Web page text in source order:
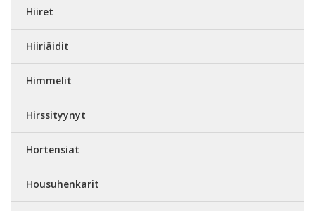
Hiiret
Hiiriäidit
Himmelit
Hirssityynyt
Hortensiat
Housuhenkarit